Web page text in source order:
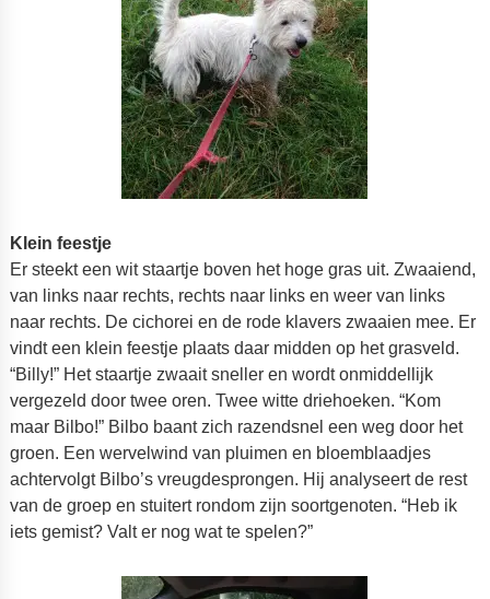
Klein feestje
Er steekt een wit staartje boven het hoge gras uit. Zwaaiend,
van links naar rechts, rechts naar links en weer van links
naar rechts. De cichorei en de rode klavers zwaaien mee. Er
vindt een klein feestje plaats daar midden op het grasveld.
“Billy!” Het staartje zwaait sneller en wordt onmiddellijk
vergezeld door twee oren. Twee witte driehoeken. “Kom
maar Bilbo!” Bilbo baant zich razendsnel een weg door het
groen. Een wervelwind van pluimen en bloemblaadjes
achtervolgt Bilbo’s vreugdesprongen. Hij analyseert de rest
van de groep en stuitert rondom zijn soortgenoten. “Heb ik
iets gemist? Valt er nog wat te spelen?”